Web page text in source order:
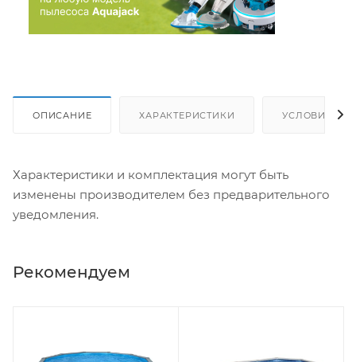
ОПИСАНИЕ ХАРАКТЕРИСТИКИ УСЛОВИЯ
Характеристики и комплектация могут быть
изменены производителем без предварительного
уведомления.
Рекомендуем